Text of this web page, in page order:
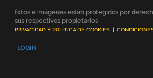
fotos e imágenes están protegidos por
sus respectivos propietarios
PRIVACIDAD Y POLÍTICA DE COOKIES |
LOGIN